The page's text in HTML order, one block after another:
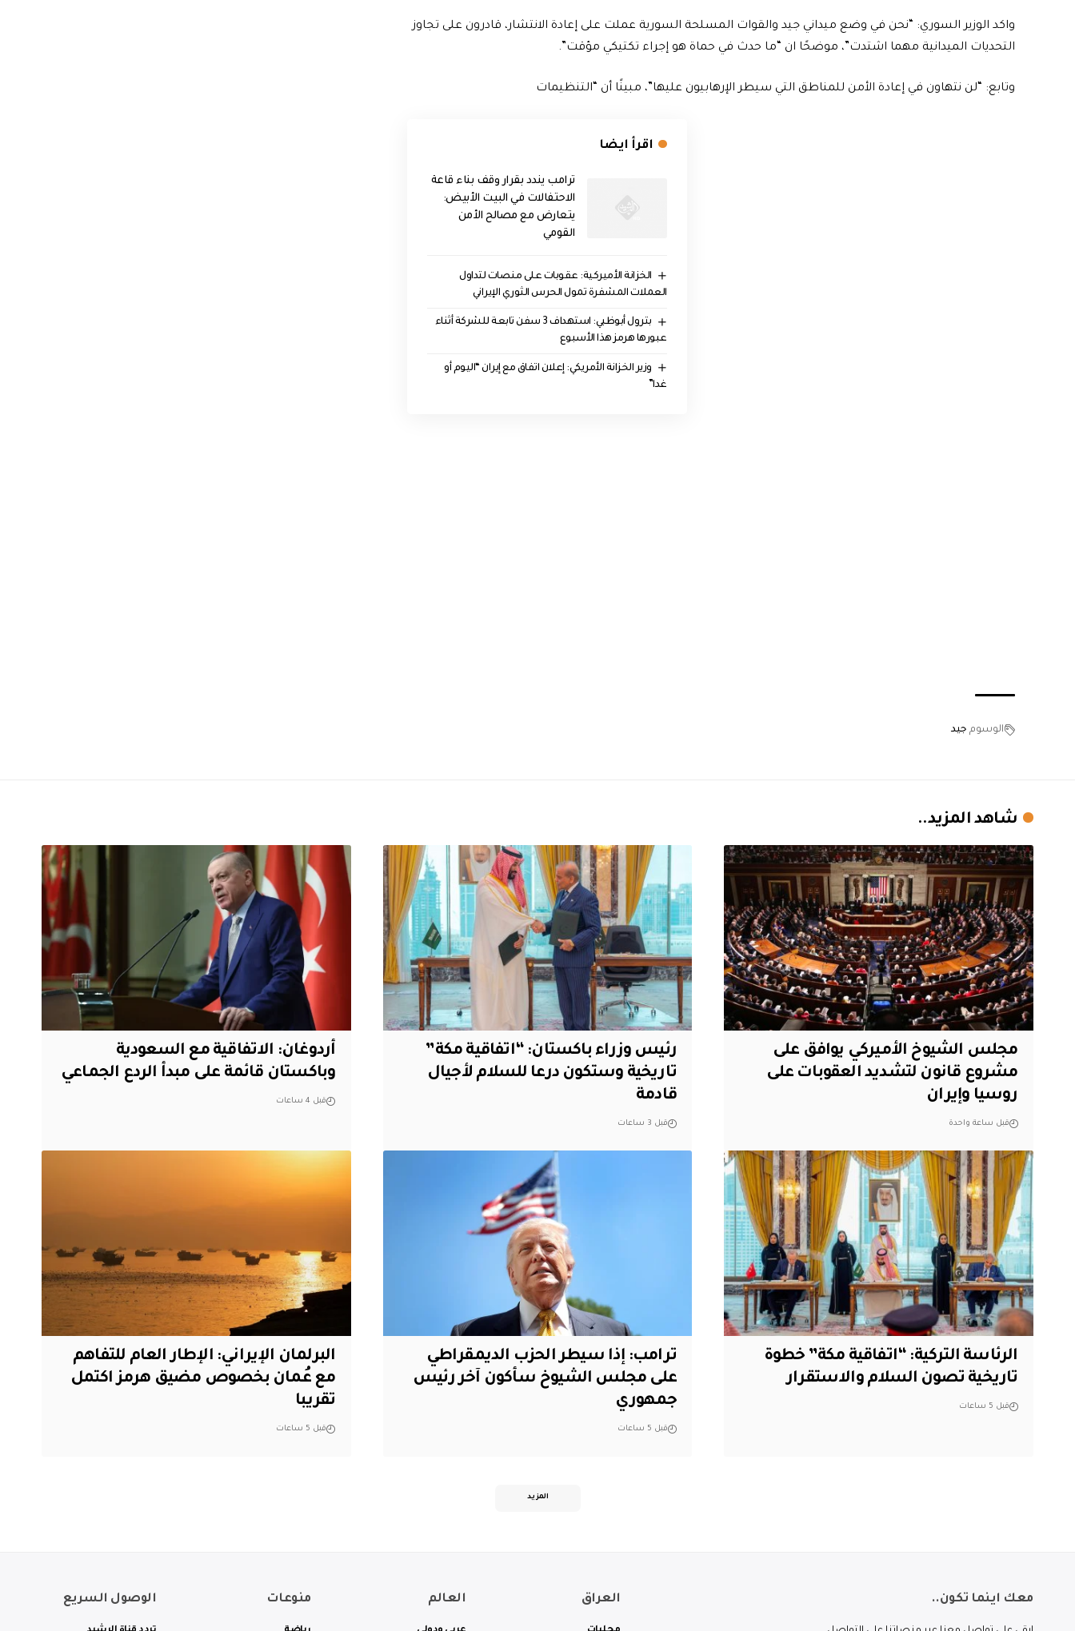
واكد الوزير السوري: “نحن في وضع ميداني جيد والقوات المسلحة السورية عملت على إعادة الانتشار، قادرون على تجاوز
التحديات الميدانية مهما اشتدت”، موضحًا ان “ما حدث في حماة هو إجراء تكتيكي مؤقت”.
وتابع: “لن نتهاون في إعادة الأمن للمناطق التي سيطر الإرهابيون عليها”، مبينًا أن “التنظيمات
اقرأ ايضا
ترامب يندد بقرار وقف بناء قاعة
الاحتفالات في البيت الأبيض:
يتعارض مع مصالح الأمن
القومي
الخزانة الأميركية: عقوبات على منصات لتداول
العملات المشفرة تمول الحرس الثوري الإيراني
بترول أبوظبي: استهداف 3 سفن تابعة للشركة أثناء
عبورها هرمز هذا الأسبوع
وزير الخزانة الأمريكي: إعلان اتفاق مع إيران “اليوم أو
غدا”
الوسوم جيد
شاهد المزيد..
مجلس الشيوخ الأميركي يوافق على
مشروع قانون لتشديد العقوبات على
روسيا وإيران
قبل ساعة واحدة
رئيس وزراء باكستان: “اتفاقية مكة”
تاريخية وستكون درعا للسلام لأجيال
قادمة
قبل 3 ساعات
أردوغان: الاتفاقية مع السعودية
وباكستان قائمة على مبدأ الردع الجماعي
قبل 4 ساعات
الرئاسة التركية: “اتفاقية مكة” خطوة
تاريخية تصون السلام والاستقرار
قبل 5 ساعات
ترامب: إذا سيطر الحزب الديمقراطي
على مجلس الشيوخ سأكون آخر رئيس
جمهوري
قبل 5 ساعات
البرلمان الإيراني: الإطار العام للتفاهم
مع عُمان بخصوص مضيق هرمز اكتمل
تقريبا
قبل 5 ساعات
المزيد
معك اينما تكون.. العراق العالم منوعات الوصول السريع